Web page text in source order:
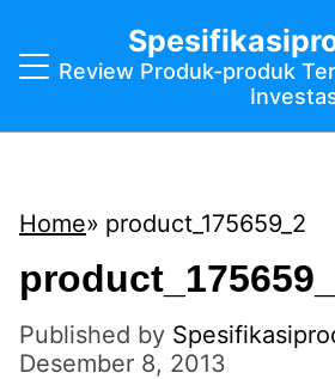
Review Produk-produk
Home product_175659_2
Published by
Desember 8, 2013